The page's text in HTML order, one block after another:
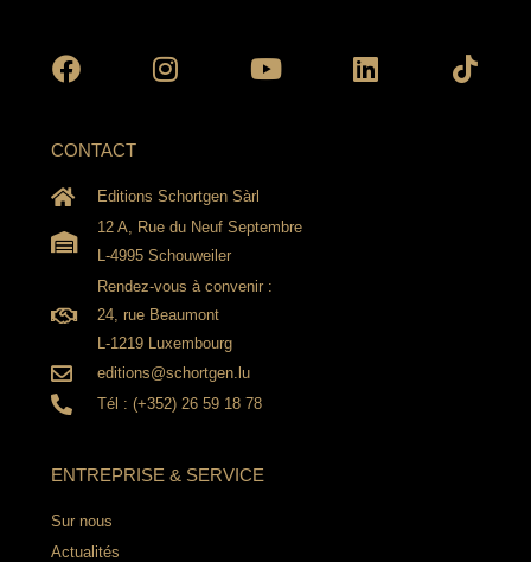
CONTACT
Editions Schortgen Sàrl
12 A, Rue du Neuf Septembre
L-4995 Schouweiler
Rendez-vous à convenir :
24, rue Beaumont
L-1219 Luxembourg
editions@schortgen.lu
Tél : (+352) 26 59 18 78
ENTREPRISE & SERVICE
Sur nous
Actualités